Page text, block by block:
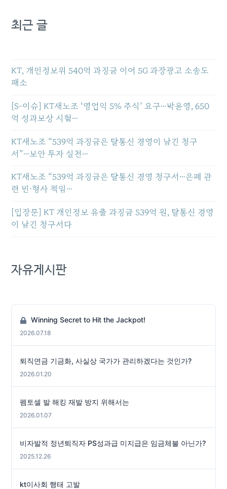
최근 글
KT, 개인정보위 540억 과징금 이어 5G 과장광고 소송도
패소
[S-이슈] KT새노조 ‘영업익 5% 주식’ 요구…박윤영, 650
억 성과보상 시험…
KT새노조 “539억 과징금은 탈통신 경영이 남긴 청구
서”…보안 투자 실천…
KT새노조 “539억 과징금은 탈통신 경영 청구서…은폐 관
련 민·형사 책임…
[입장문] KT 개인정보 유출 과징금 539억 원, 탈통신 경영
이 남긴 청구서다
자유게시판
Winning Secret to Hit the Jackpot!
2026.07.18
퇴직연금 기금화, 사실상 국가가 관리하겠다는 것인가?
2026.01.20
펨토셀 발 해킹 재발 방지 위해서는
2026.01.07
비자발적 정년퇴직자 PS성과급 미지급은 임금체불 아닌가?
2025.12.26
kt이사회 행태 고발